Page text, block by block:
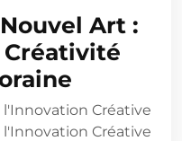
Art :
Créative
Créative